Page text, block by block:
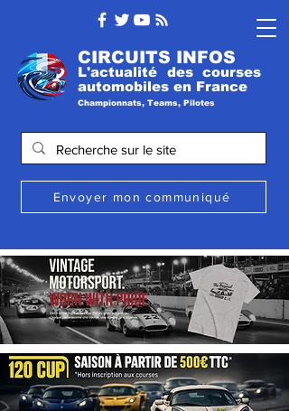
CIRCUITS INFOS
L'actualité des courses
automobiles en France
Championnats, Teams, Pilotes
Envoyer mon communiqué